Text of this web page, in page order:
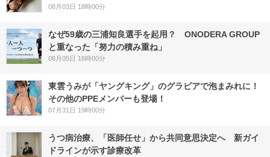
08月03日 18時00分
なぜ59歳の三浦知良選手を起用？ ONODERA GROUP
と重なった「努力の積み重ね」
08月05日 16時00分
東雲うみが「ヤングキング」のグラビアで泡まみれに！
その他のPPEメンバーも登場！
07月31日 19時00分
うつ病治療、「医師任せ」から共同意思決定へ 新ガイ
ドラインが示す診療改革